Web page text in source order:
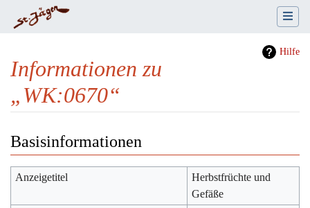
Hilfe
Informationen zu
„WK:0670“
Basisinformationen
Anzeigetitel
Herbstfrüchte und
Gefäße